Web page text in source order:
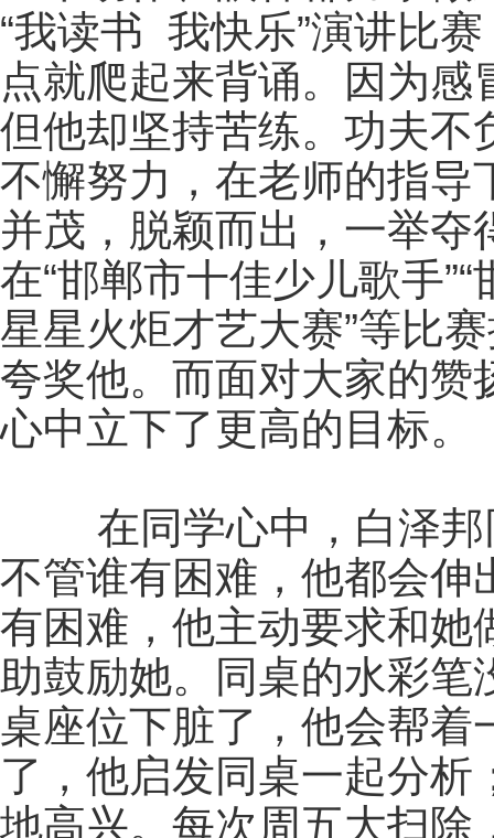
“我读书 我快乐”演讲比
点就爬起来背诵。因为
但他却坚持苦练。功夫不
不懈努力，在老师的指导
并茂，脱颖而出，一举
在“邯郸市十佳少儿歌手
星星火炬才艺大赛”等比
夸奖他。而面对大家的赞
心中立下了更高的目标。
在同学心中，白泽邦
不管谁有困难，他都会伸
有困难，他主动要求和她
助鼓励她。同桌的水彩笔
桌座位下脏了，他会帮着
了，他启发同桌一起分
地高兴。每次周五大扫除